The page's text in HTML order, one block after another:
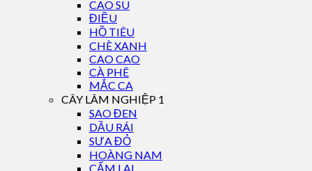
CAO SU
ĐIỀU
HỒ TIÊU
CHÈ XANH
CAO CAO
CÀ PHÊ
MẮC CA
CÂY LÂM NGHIỆP 1
SAO ĐEN
DẦU RÁI
SƯA ĐỎ
HOÀNG NAM
CẨM LAI